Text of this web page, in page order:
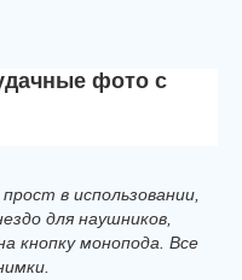
фото с
в использовании,
для наушников,
кнопку монопода. Все